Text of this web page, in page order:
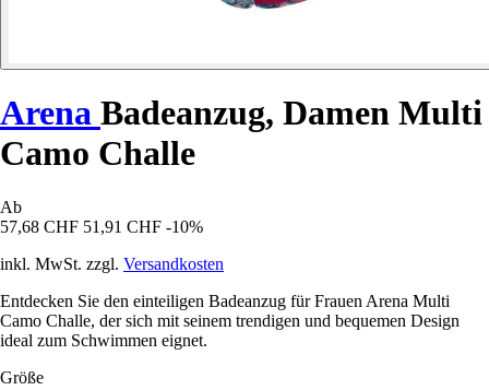
Arena Badeanzug, Damen Multi
Camo Challe
Ab
57,68 CHF 51,91 CHF -10%
inkl. MwSt. zzgl. Versandkosten
Entdecken Sie den einteiligen Badeanzug für Frauen Arena Multi
Camo Challe, der sich mit seinem trendigen und bequemen Design
ideal zum Schwimmen eignet.
Größe